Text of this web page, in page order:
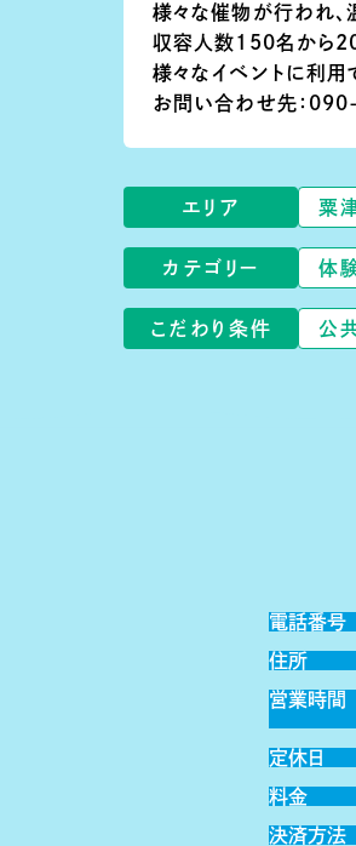
様々な催物が行われ、
収容人数150名から
様々なイベントに利用
お問い合わせ先：
エリア 粟
カテゴリー 体
こだわり条件 公
電話番号
住所
営業時間
定休日
料金
決済方法